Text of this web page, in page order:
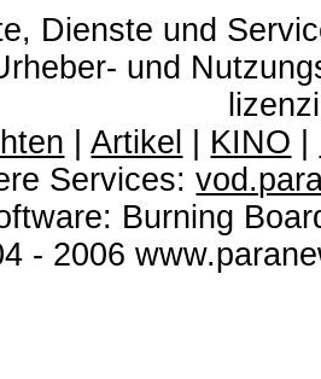
Dienste und
und
|Artikel KINO
Services:
Burning
- 2006